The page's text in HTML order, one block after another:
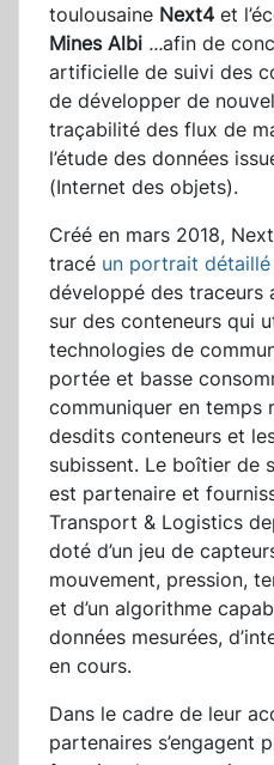
toulousaine Next4 et
Mines Albi ...afin de
artificielle de suivi des
de développer de
traçabilité des flux de
l’étude des données
(Internet des objets).
Créé en mars 2018,
tracé un portrait
développé des traceurs
sur des conteneurs qui
technologies de
portée et basse
communiquer en temps
desdits conteneurs et
subissent. Le boîtier de
est partenaire et
Transport & Logistics
doté d’un jeu de
mouvement, pression,
et d’un algorithme
données mesurées,
en cours.
Dans le cadre de leur
partenaires s’engagent